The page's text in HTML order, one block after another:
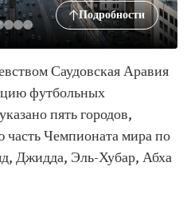
Подробности
Саудовская Аравия
футбольных
пять городов,
Чемпионата мира по
Джидда, Эль-Хубар, Абха